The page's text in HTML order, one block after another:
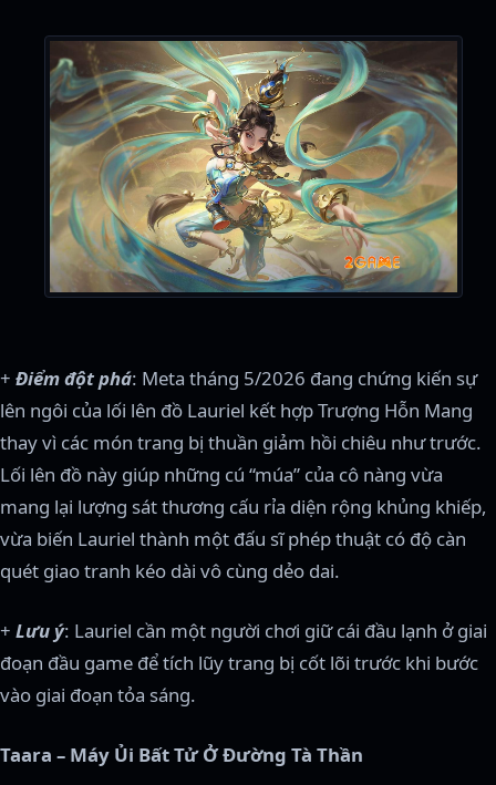
+ Điểm đột phá: Meta tháng 5/2026 đang chứng kiến sự
lên ngôi của lối lên đồ Lauriel kết hợp Trượng Hỗn Mang
thay vì các món trang bị thuần giảm hồi chiêu như trước.
Lối lên đồ này giúp những cú “múa” của cô nàng vừa
mang lại lượng sát thương cấu rỉa diện rộng khủng khiếp,
vừa biến Lauriel thành một đấu sĩ phép thuật có độ càn
quét giao tranh kéo dài vô cùng dẻo dai.
+ Lưu ý: Lauriel cần một người chơi giữ cái đầu lạnh ở giai
đoạn đầu game để tích lũy trang bị cốt lõi trước khi bước
vào giai đoạn tỏa sáng.
Taara – Máy Ủi Bất Tử Ở Đường Tà Thần